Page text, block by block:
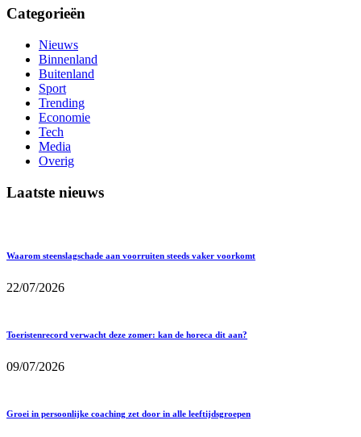
Categorieën
Nieuws
Binnenland
Buitenland
Sport
Trending
Economie
Tech
Media
Overig
Laatste nieuws
Waarom steenslagschade aan voorruiten steeds vaker voorkomt
22/07/2026
Toeristenrecord verwacht deze zomer: kan de horeca dit aan?
09/07/2026
Groei in persoonlijke coaching zet door in alle leeftijdsgroepen